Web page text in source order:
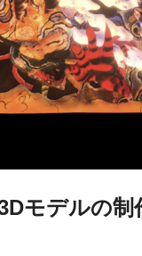
モデルの制